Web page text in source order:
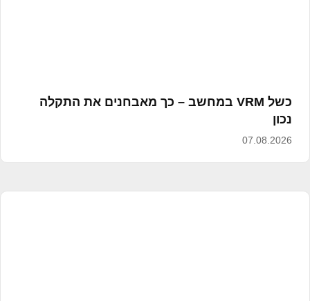
כשל VRM במחשב – כך מאבחנים את התקלה
נכון
07.08.2026